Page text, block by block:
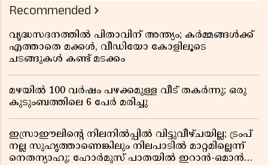
Recommended
വൃദ്ധസദനത്തിൽ പിതാവിന് അന്ത്യം; കർമ്മങ്ങൾക്ക്
എത്താതെ മക്കൾ, വീഡിയോ കോളിലൂടെ
ചടങ്ങുകൾ കണ്ട് മടക്കം
മഴയിൽ 100 വർഷം പഴക്കമുള്ള വീട് തകർന്നു; ഒരു
കുടുംബത്തിലെ 6 പേർ മരിച്ചു
ഇസ്രാഈലിന്റെ നിലനിൽപ്പിൽ വിട്ടുവീഴ്ചയില്ല; ട്രംപ്
നല്ല സുഹൃത്താണെങ്കിലും നിലപാടിൽ മാറ്റമില്ലെന്ന്
നെതന്യാഹു; ഹോർമുസ് പാതയിൽ ഇറാൻ-ഒമാൻ